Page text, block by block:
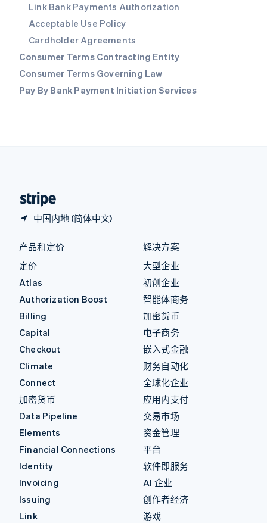
Link Bank Payments Authorization
Acceptable Use Policy
Cardholder Agreements
Consumer Terms Contracting Entity
Consumer Terms Governing Law
Pay By Bank Payment Initiation Services
中国内地 (简体中文)
新西兰
English
匈牙利
English
意大利
ItalianoEnglish
English
产品和定价
定价
Atlas
Authorization Boost
Billing
Capital
Checkout
Climate
Connect
加密货币
Data Pipeline
Elements
Financial Connections
Identity
Invoicing
Issuing
Link
解决方案
大型企业
初创企业
智能体商务
加密货币
电子商务
嵌入式金融
财务自动化
全球化企业
应用内支付
交易市场
资金管理
平台
软件即服务
AI 企业
创作者经济
游戏